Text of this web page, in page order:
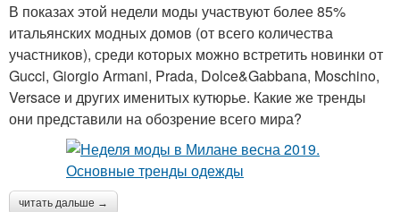
В показах этой недели моды участвуют более 85%
итальянских модных домов (от всего количества
участников), среди которых можно встретить новинки от
Gucci, Giorgio Armani, Prada, Dolce&Gabbana, Moschino,
Versace и других именитых кутюрье. Какие же тренды
они представили на обозрение всего мира?
читать дальше →